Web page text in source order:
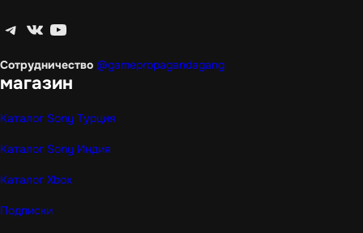
Telegram ВКонтакте YouTube
Сотрудничество @gamepropagandagang
магазин
Каталог Sony Турция
Каталог Sony Индия
Каталог Xbox
Подписки